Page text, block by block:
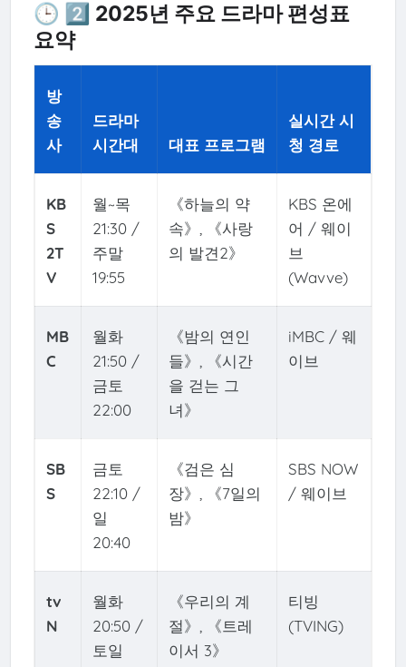
🕒 2️⃣ 2025년 주요 드라마 편성표
요약
방
송
사
드라마
시간대
대표 프로그램
실시간 시
청 경로
KB
S
2T
V
월~목
21:30 /
주말
19:55
《하늘의 약
속》, 《사랑
의 발견2》
KBS 온에
어 / 웨이
브
(Wavve)
MB
C
월화
21:50 /
금토
22:00
《밤의 연인
들》, 《시간
을 걷는 그
녀》
iMBC / 웨
이브
SB
S
금토
22:10 /
일
20:40
《검은 심
장》, 《7일의
밤》
SBS NOW
/ 웨이브
tv
N
월화
20:50 /
토일
《우리의 계
절》, 《트레
이서 3》
티빙
(TVING)